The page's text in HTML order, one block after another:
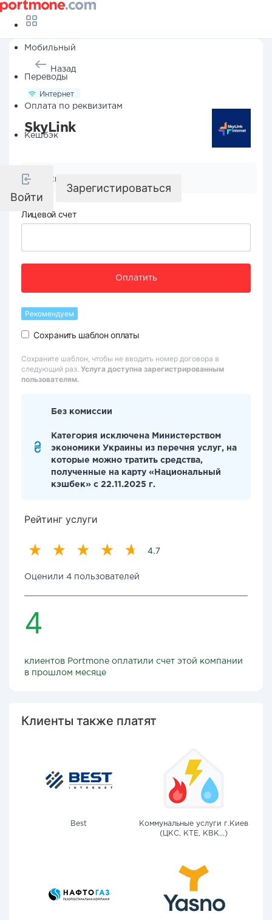
Мобильный
Переводы
Оплата по реквизитам
Кешбэк
Войти
Зарегистироваться
Назад
Интернет
SkyLink
Реквизиты компании
Лицевой счет
Оплатить
Рекомендуем
Сохранить шаблон оплаты
Сохраните шаблон, чтобы не вводить номер договора в
следующий раз. Услуга доступна зарегистрированным
пользователям.
Без комиссии
Категория исключена Министерством
экономики Украины из перечня услуг, на
которые можно тратить средства,
полученные на карту «Национальный
кэшбек» с 22.11.2025 г.
Рейтинг услуги
4.7
Оценили 4 пользователей
4
клиентов Portmone оплатили счет этой компании
в прошлом месяце
Клиенты также платят
Best
Коммунальные услуги г.Киев
(ЦКС, КТЕ, КВК...)